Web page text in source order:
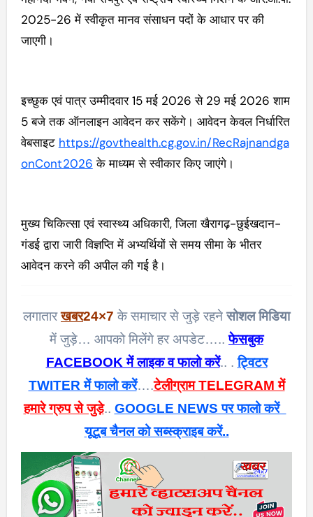
2025-26 में स्वीकृत मानव संसाधन पदों के आधार पर की
जाएगी।
इच्छुक एवं पात्र उम्मीदवार 15 मई 2026 से 29 मई 2026 शाम
5 बजे तक ऑनलाइन आवेदन कर सकेंगे। आवेदन केवल निर्धारित
वेबसाइट https://govthealth.cg.gov.in/RecRajnandga
onCont2026 के माध्यम से स्वीकार किए जाएंगे।
मुख्य चिकित्सा एवं स्वास्थ्य अधिकारी, जिला खैरागढ़-छुईखदान-
गंडई द्वारा जारी विज्ञप्ति में अभ्यर्थियों से समय सीमा के भीतर
आवेदन करने की अपील की गई है।
लगातारखबर24×7 के समाचार से जुड़े रहनेसोशल मिडिया
में जुड़े… आपको मिलेंगे हर अपडेट…..फेसबुक
FACEBOOK में लाइक व फालो करें.. .ट्विटर
TWITER में फालो करें….टेलीग्राम TELEGRAM में
हमारे ग्रुप से जुड़े.. GOOGLE NEWS पर फालो करें
यूटूब चैनल को सब्स्क्राइब करें..